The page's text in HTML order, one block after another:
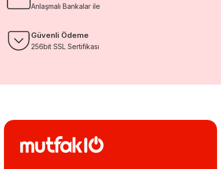
Anlaşmalı Bankalar ile
Güvenli Ödeme
256bit SSL Sertifikası